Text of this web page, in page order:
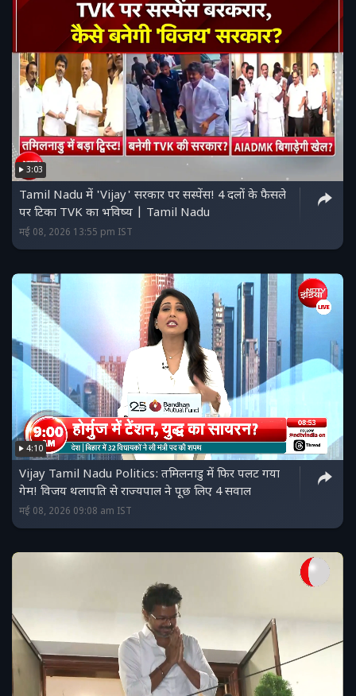
3:03
Tamil Nadu में 'Vijay' सरकार पर सस्पेंस! 4 दलों के फैसले
पर टिका TVK का भविष्य | Tamil Nadu
मई 08, 2026 13:55 pm IST
4:10
Vijay Tamil Nadu Politics: तमिलनाडु में फिर पलट गया
गेम! विजय थलापति से राज्यपाल ने पूछ लिए 4 सवाल
मई 08, 2026 09:08 am IST